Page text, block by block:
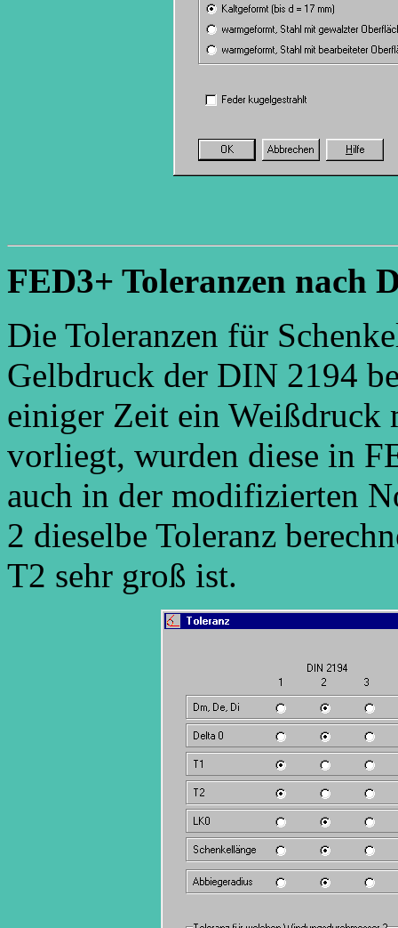
FED3+ Toleranzen nach
Die Toleranzen für
Gelbdruck der DIN 2194
einiger Zeit ein Weißdruck
vorliegt, wurden diese in
auch in der modifizierten
2 dieselbe Toleranz
T2 sehr groß ist.